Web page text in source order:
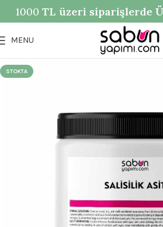
1000 TL üzeri siparişlerde
MENU
STOKTA